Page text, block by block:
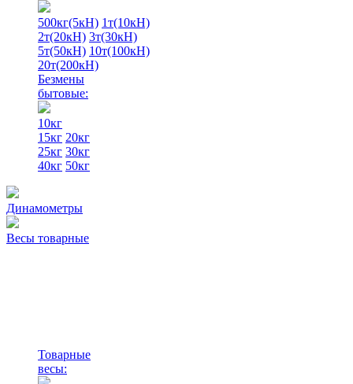
500кг(5кН) 1т(10кН)
2т(20кН) 3т(30кН)
5т(50кН) 10т(100кН)
20т(200кН)
Безмены
бытовые:
10кг
15кг 20кг
25кг 30кг
40кг 50кг
Динамометры
Весы товарные
Товарные
весы: